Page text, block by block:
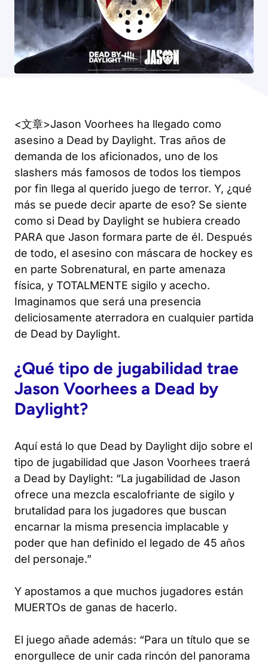
<文章>Jason Voorhees ha llegado como
asesino a Dead by Daylight. Tras años de
demanda de los aficionados, uno de los
slashers más famosos de todos los tiempos
por fin llega al querido juego de terror. Y, ¿qué
más se puede decir aparte de eso? Se siente
como si Dead by Daylight se hubiera creado
PARA que Jason formara parte de él. Después
de todo, el asesino con máscara de hockey es
en parte Sobrenatural, en parte amenaza
física, y TOTALMENTE sigilo y acecho.
Imaginamos que será una presencia
deliciosamente aterradora en cualquier partida
de Dead by Daylight.
¿Qué tipo de jugabilidad trae
Jason Voorhees a Dead by
Daylight?
Aquí está lo que Dead by Daylight dijo sobre el
tipo de jugabilidad que Jason Voorhees traerá
a Dead by Daylight: “La jugabilidad de Jason
ofrece una mezcla escalofriante de sigilo y
brutalidad para los jugadores que buscan
encarnar la misma presencia implacable y
poder que han definido el legado de 45 años
del personaje.”
Y apostamos a que muchos jugadores están
MUERTOs de ganas de hacerlo.
El juego añade además: “Para un título que se
enorgullece de unir cada rincón del panorama